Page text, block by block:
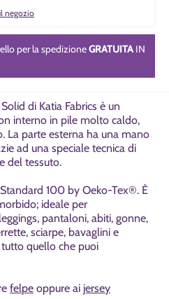
negozio
per la spedizioneGRATUITA IN
di Katia Fabrics è un
interno in pile molto caldo,
La parte esterna ha una mano
ad una speciale tecnica di
del tessuto.
100 by Oeko-Tex®. È
ideale per
pantaloni, abiti, gonne,
sciarpe, bavaglini e
tutto quello che puoi
felpe oppure ai jersey